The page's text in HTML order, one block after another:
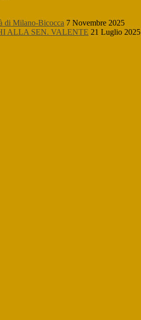
di Milano-Bicocca 7 Novembre 2025
ALLA SEN. VALENTE 21 Luglio 2025